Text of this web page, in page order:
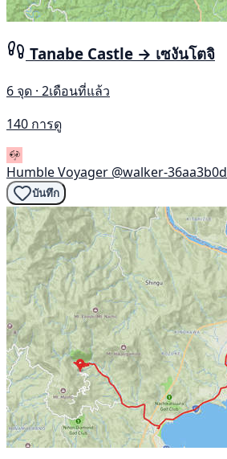
Tanabe Castle → เซงันโตจิ
6 จุด · 2เดือนที่แล้ว
140 การดู
Humble Voyager @walker-36aa3b0d
บันทึก